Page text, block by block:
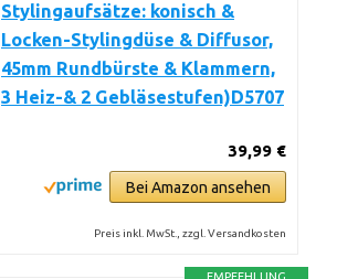
Stylingaufsätze: konisch &
Locken-Stylingdüse & Diffusor,
45mm Rundbürste & Klammern,
3 Heiz-& 2 Gebläsestufen)D5707
39,99 €
Bei Amazon ansehen
Preis inkl. MwSt., zzgl. Versandkosten